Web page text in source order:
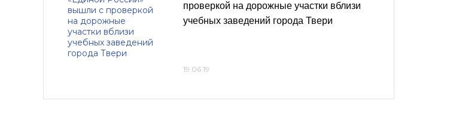
проверкой на дорожные участки вблизи
учебных заведений города Твери
19.06.19